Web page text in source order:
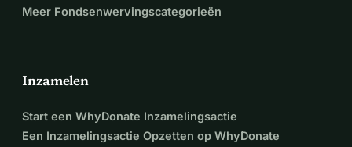
Meer Fondsenwervingscategorieën
Inzamelen
Start een WhyDonate Inzamelingsactie
Een Inzamelingsactie Opzetten op WhyDonate